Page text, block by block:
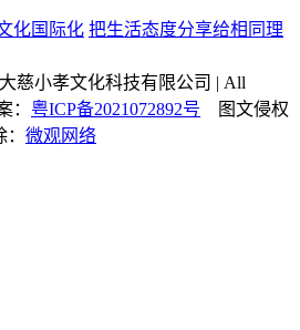
化国际化 把生活态度分享给相同理
慈小孝文化科技有限公司 | All
： 粤ICP备2021072892号 图文侵权
微观网络